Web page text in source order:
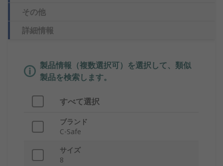
その他
詳細情報
製品情報（複数選択可）を選択して、類似
製品を検索します。
すべて選択
ブランド
C-Safe
サイズ
8